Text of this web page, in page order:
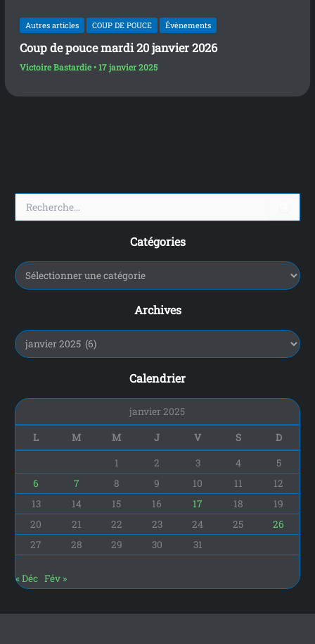
Autres articles COUP DE POUCE Évènements
Coup de pouce mardi 20 janvier 2026
Victoire Bastardie • 17 janvier 2025
e
e
r
c
r
Catégories
Archives
Calendrier
janvier 2025
L M M J V S
D
1
2 3 4
5
6
7 8 9 10 11
12
13
14 15 16 17 18
19
20
21 22 23 24 25
26
27
28 29 30 31
« Déc Fév »